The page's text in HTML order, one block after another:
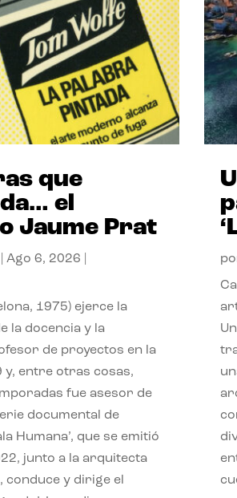
que
el
Jaume Prat
|Ago 6, 2026
1975) ejerce la
la docencia y la
de proyectos en la
y, entre otras cosas,
fue asesor de
documental de
Humana’, que se emitió
junto a la arquitecta
conduce y dirige el